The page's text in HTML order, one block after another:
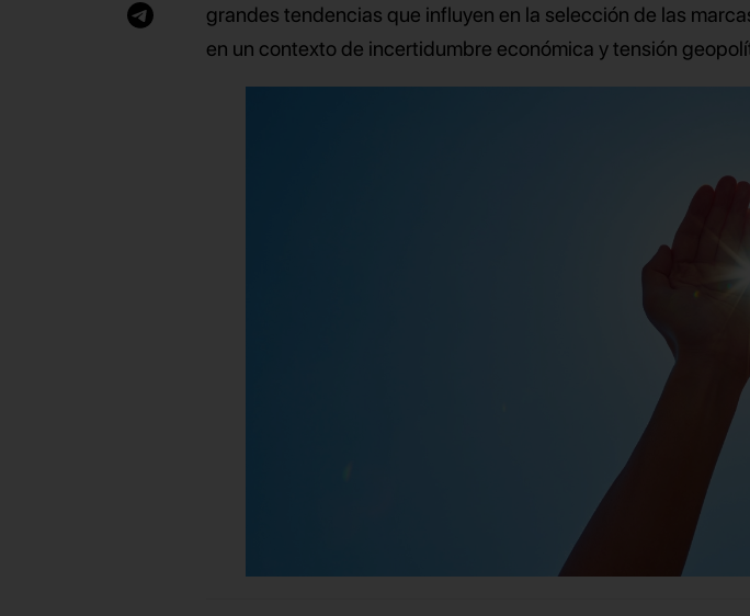
grandes tendencias que influyen en la selección de las
en un contexto de incertidumbre económica y tensión